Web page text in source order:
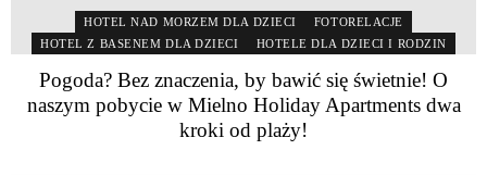
HOTEL NAD MORZEM DLA DZIECI
FOTORELACJE
HOTEL Z BASENEM DLA DZIECI
HOTELE DLA DZIECI I RODZIN
Pogoda? Bez znaczenia, by bawić się świetnie! O
naszym pobycie w Mielno Holiday Apartments dwa
kroki od plaży!